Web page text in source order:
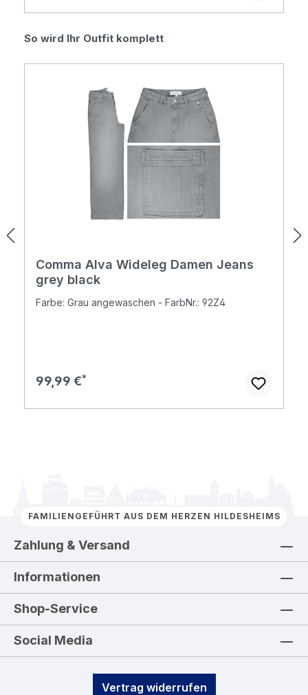
Produktgalerie überspringen
So wird Ihr Outfit komplett
Comma Alva Wideleg Damen Jeans
grey black
Farbe: Grau angewaschen - FarbNr.: 92Z4
Regulärer Preis:
99,99 €
FAMILIENGEFÜHRT AUS DEM HERZEN HILDESHEIMS
Zahlung & Versand
Informationen
Shop-Service
Social Media
Vertrag widerrufen